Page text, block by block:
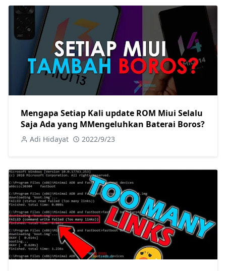
Mengapa Setiap Kali update ROM Miui Selalu
Saja Ada yang MMengeluhkan Baterai Boros?
Adi Hidayat 2022/9/23